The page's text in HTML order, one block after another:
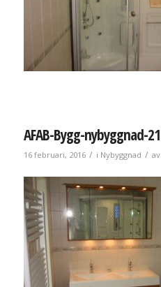
AFAB-Bygg-nybyggnad-21
16 februari, 2016 / i Nybyggnad / av